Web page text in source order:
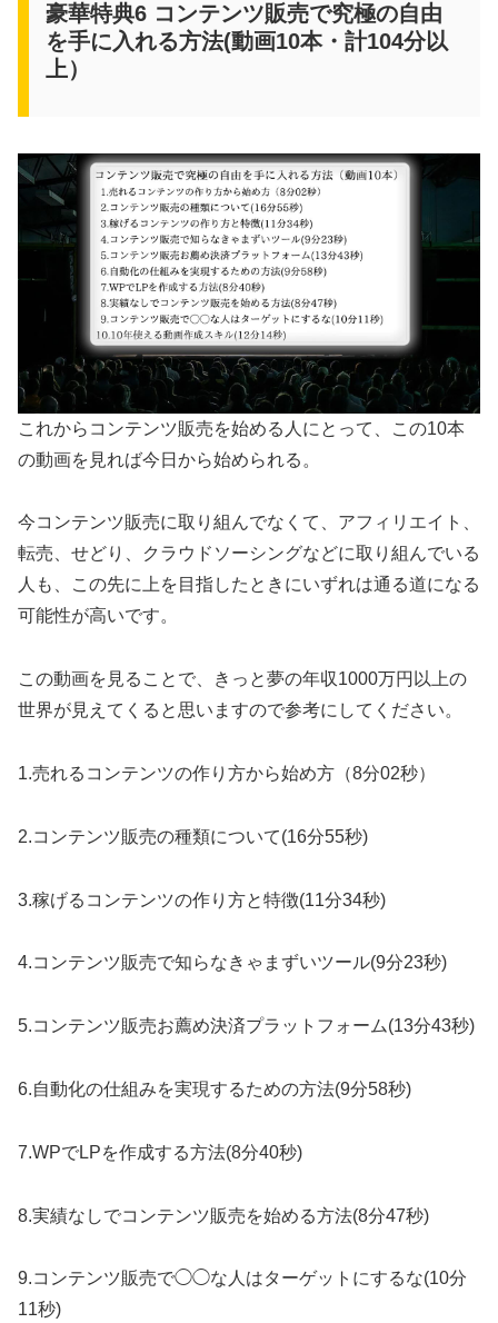
豪華特典6 コンテンツ販売で究極の自由
を手に入れる方法(動画10本・計104分以
上）
これからコンテンツ販売を始める人にとって、この10本
の動画を見れば今日から始められる。
今コンテンツ販売に取り組んでなくて、アフィリエイト、
転売、せどり、クラウドソーシングなどに取り組んでいる
人も、この先に上を目指したときにいずれは通る道になる
可能性が高いです。
この動画を見ることで、きっと夢の年収1000万円以上の
世界が見えてくると思いますので参考にしてください。
1.売れるコンテンツの作り方から始め方（8分02秒）
2.コンテンツ販売の種類について(16分55秒)
3.稼げるコンテンツの作り方と特徴(11分34秒)
4.コンテンツ販売で知らなきゃまずいツール(9分23秒)
5.コンテンツ販売お薦め決済プラットフォーム(13分43秒)
6.自動化の仕組みを実現するための方法(9分58秒)
7.WPでLPを作成する方法(8分40秒)
8.実績なしでコンテンツ販売を始める方法(8分47秒)
9.コンテンツ販売で◯◯な人はターゲットにするな(10分
11秒)